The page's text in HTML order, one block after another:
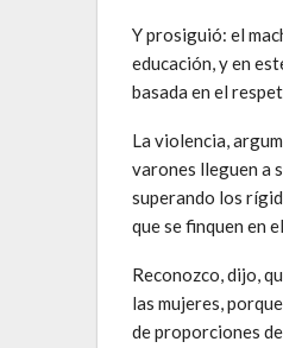
Y prosiguió: el
educación, y en
basada en el
La violencia,
varones lleguen a
superando los
que se finquen en
Reconozco, dijo,
las mujeres,
de proporciones